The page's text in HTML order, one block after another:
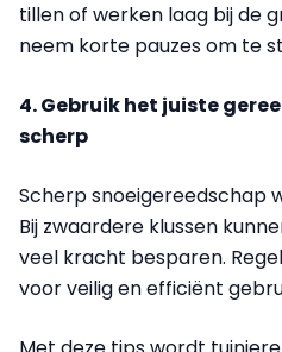
tillen of werken laag bij de
neem korte pauzes om te
4. Gebruik het juiste
scherp
Scherp snoeigereedschap
Bij zwaardere klussen
veel kracht besparen.
voor veilig en efficiënt